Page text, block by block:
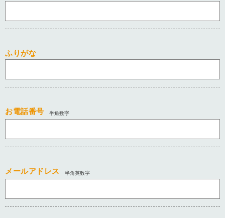
ふりがな
お電話番号 半角数字
メールアドレス 半角英数字